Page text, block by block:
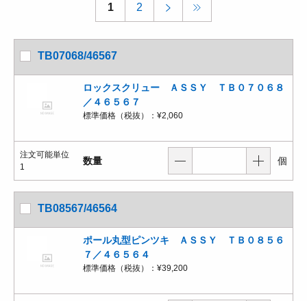
1 2
TB07068/46567
ロックスクリュー ＡＳＳＹ ＴＢ０７０６８
／４６５６７
標準価格（税抜）： ¥2,060
注文可能単位
1
数量 個
TB08567/46564
ポール丸型ピンツキ ＡＳＳＹ ＴＢ０８５６
７／４６５６４
標準価格（税抜）： ¥39,200